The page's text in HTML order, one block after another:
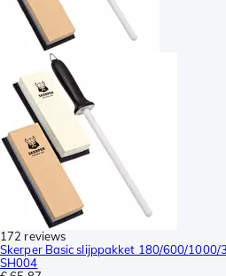
172 reviews
Skerper Basic slijppakket 180/600/1000/
SH004